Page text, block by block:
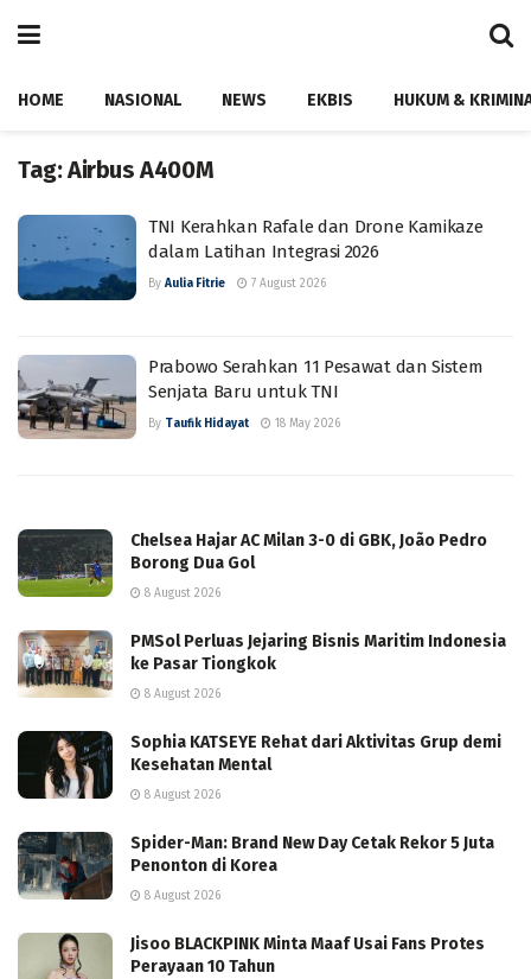
HOME NASIONAL NEWS EKBIS HUKUM &
Tag:Airbus A400M
TNI Kerahkan Rafale dan Drone Kamikaze
dalam Latihan Integrasi 2026
By Aulia Fitrie 7 August 2026
Prabowo Serahkan 11 Pesawat dan Sistem
Senjata Baru untuk TNI
By Taufik Hidayat 18 May 2026
Chelsea Hajar AC Milan 3-0 di GBK, João Pedro
Borong Dua Gol
8 August 2026
PMSol Perluas Jejaring Bisnis Maritim Indonesia
ke Pasar Tiongkok
8 August 2026
Sophia KATSEYE Rehat dari Aktivitas Grup demi
Kesehatan Mental
8 August 2026
Spider-Man: Brand New Day Cetak Rekor 5 Juta
Penonton di Korea
8 August 2026
Jisoo BLACKPINK Minta Maaf Usai Fans Protes
Perayaan 10 Tahun